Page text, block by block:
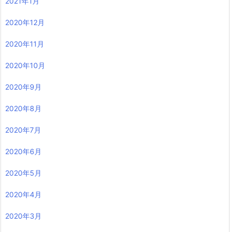
2020年12月
2020年11月
2020年10月
2020年9月
2020年8月
2020年7月
2020年6月
2020年5月
2020年4月
2020年3月